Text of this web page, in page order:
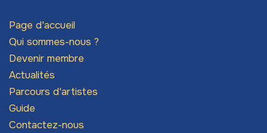
Page d'accueil
Qui sommes-nous ?
Devenir membre
Actualités
Parcours d'artistes
Guide
Contactez-nous